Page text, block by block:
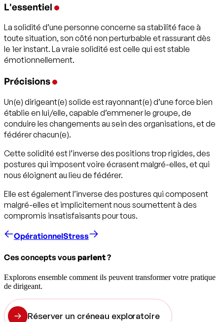
L'essentiel
La solidité d’une personne concerne sa stabilité face à
toute situation, son côté non perturbable et rassurant dès
le 1er instant. La vraie solidité est celle qui est stable
émotionnellement.
Précisions
Un(e) dirigeant(e) solide est rayonnant(e) d’une force bien
établie en lui/elle, capable d’emmener le groupe, de
conduire les changements au sein des organisations, et de
fédérer chacun(e).
Cette solidité est l’inverse des positions trop rigides, des
postures qui imposent voire écrasent malgré-elles, et qui
nous éloignent au lieu de fédérer.
Elle est également l’inverse des postures qui composent
malgré-elles et implicitement nous soumettent à des
compromis insatisfaisants pour tous.
OpérationnelStress
Ces concepts vousparlent?
Explorons ensemble comment ils peuvent transformer votre pratique
de dirigeant.
Réserver un créneau exploratoire